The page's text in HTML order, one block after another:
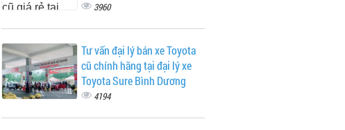
3960
Tư vấn đại lý bán xe Toyota
cũ chính hãng tại đại lý xe
Toyota Sure Bình Dương
4194